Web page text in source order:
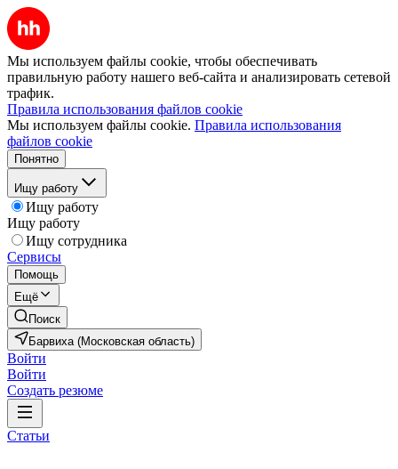
Мы используем файлы cookie, чтобы обеспечивать
правильную работу нашего веб-сайта и анализировать сетевой
трафик.
Правила использования файлов cookie
Мы используем файлы cookie. Правила использования
файлов cookie
Понятно
Ищу работу
Ищу работу
Ищу работу
Ищу сотрудника
Сервисы
Помощь
Ещё
Поиск
Барвиха (Московская область)
Войти
Войти
Создать резюме
Статьи